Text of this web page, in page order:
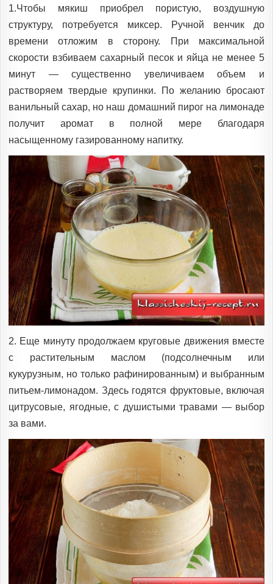
1.Чтобы мякиш приобрел пористую, воздушную
структуру, потребуется миксер. Ручной венчик до
времени отложим в сторону. При максимальной
скорости взбиваем сахарный песок и яйца не менее 5
минут — существенно увеличиваем объем и
растворяем твердые крупинки. По желанию бросают
ванильный сахар, но наш домашний пирог на лимонаде
получит аромат в полной мере благодаря
насыщенному газированному напитку.
2. Еще минуту продолжаем круговые движения вместе
с растительным маслом (подсолнечным или
кукурузным, но только рафинированным) и выбранным
питьем-лимонадом. Здесь годятся фруктовые, включая
цитрусовые, ягодные, с душистыми травами — выбор
за вами.